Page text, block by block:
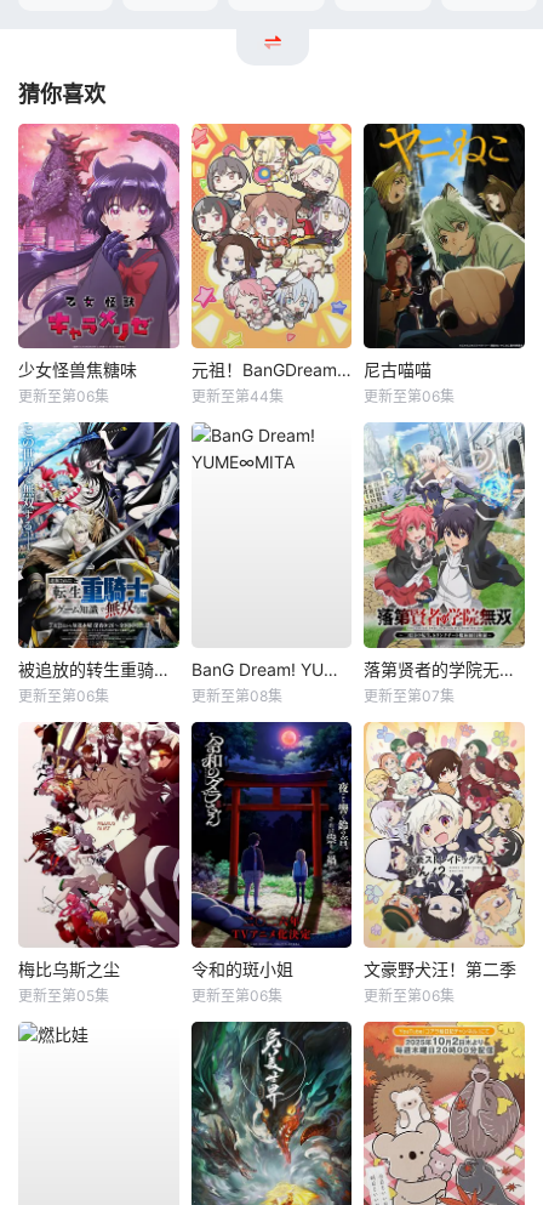
猜你喜欢
少女怪兽焦糖味
更新至第06集
元祖！BanGDream酱
更新至第44集
尼古喵喵
更新至第06集
被追放的转生重骑士用游戏知识开无双
更新至第06集
BanG Dream! YUME∞MITA
更新至第08集
落第贤者的学院无双第二回转生，S等级作弊魔术师冒险记
更新至第07集
梅比乌斯之尘
更新至第05集
令和的斑小姐
更新至第06集
文豪野犬汪！第二季
更新至第06集